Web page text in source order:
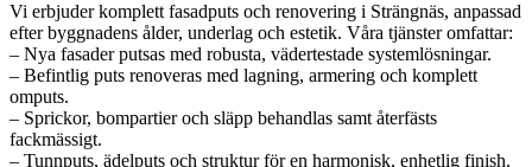
Vi erbjuder komplett fasadputs och renovering i Strängnäs, anpassad
efter byggnadens ålder, underlag och estetik. Våra tjänster omfattar:
– Nya fasader putsas med robusta, vädertestade systemlösningar.
– Befintlig puts renoveras med lagning, armering och komplett
omputs.
– Sprickor, bompartier och släpp behandlas samt återfästs
fackmässigt.
– Tunnputs, ädelputs och struktur för en harmonisk, enhetlig finish.